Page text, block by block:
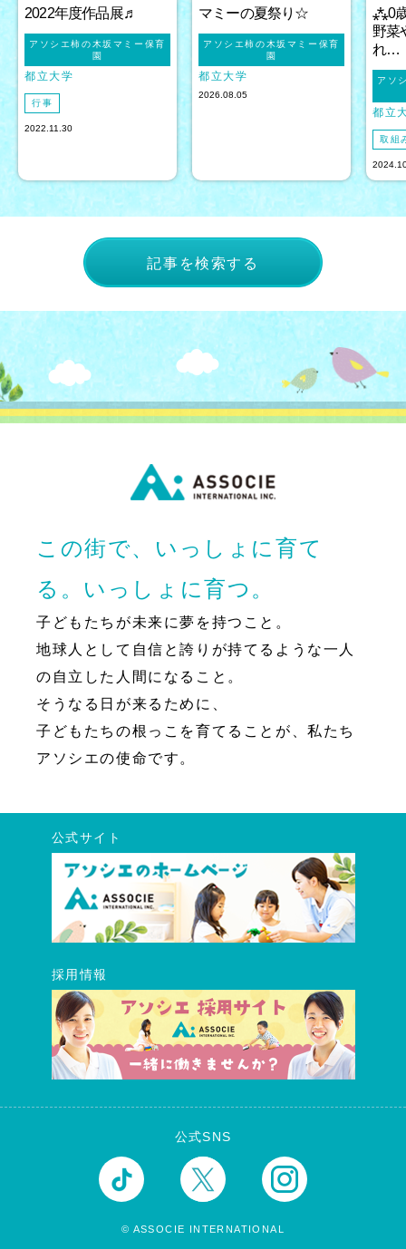
2022年度作品展♬
アソシエ柿の木坂マミー保育
園
都立大学
行事
2022.11.30
マミーの夏祭り☆
アソシエ柿の木坂マミー保育
園
都立大学
2026.08.05
⁂0
野菜
れ…
アソ
都立
取組
記事を検索する
この街で、いっしょに育て
る。いっしょに育つ。
子どもたちが未来に夢を持つこと。
地球人として自信と誇りが持てるような一人
の自立した人間になること。
そうなる日が来るために、
子どもたちの根っこを育てることが、私たち
アソシエの使命です。
公式サイト
採用情報
公式SNS
© ASSOCIE INTERNATIONAL